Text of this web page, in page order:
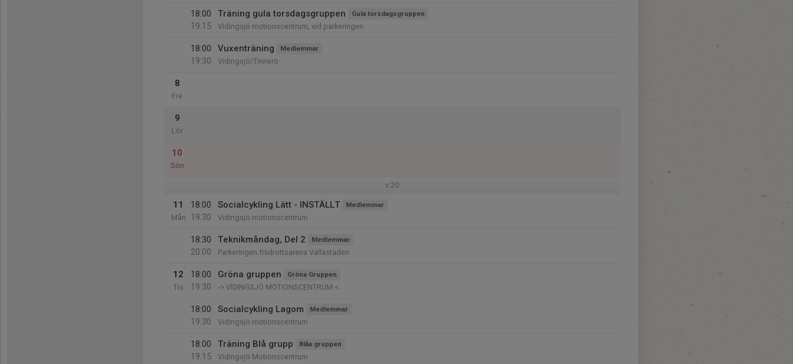
18:00
19:15
Träning gula torsdagsgruppen Gula torsdagsgruppen
Vidingsjö motionscentrum, vid parkeringen
18:00
19:30
Vuxenträning Medlemmar
Vidingsjö/Tinnerö
8
Fre
9
Lör
10
Sön
v.20
11
Mån
18:00
19:30
Socialcykling Lätt - INSTÄLLT Medlemmar
Vidingsjö motionscentrum
18:30
20:00
Teknikmåndag, Del 2 Medlemmar
Parkeringen friidrottsarena Vallastaden
12
Tis
18:00
19:30
Gröna gruppen Gröna Gruppen
-> VIDINGSJÖ MOTIONSCENTRUM <
18:00
19:30
Socialcykling Lagom Medlemmar
Vidingsjö motionscentrum
18:00
19:15
Träning Blå grupp Blåa gruppen
Vidingsjö Motionscentrum